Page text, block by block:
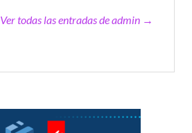
Ver todas las entradas de admin →